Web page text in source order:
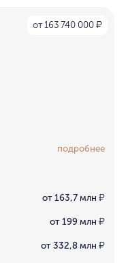
от 163 740 000 ₽
подробнее
от 163,7 млн ₽
от 199 млн ₽
от 332,8 млн ₽